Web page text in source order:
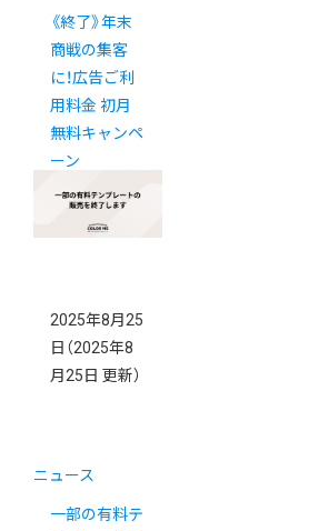
《終了》年末
商戦の集客
に！広告ご利
用料金 初月
無料キャンペ
ーン
2025年8月25
日 （2025年8
月25日 更新）
ニュース
一部の有料テ